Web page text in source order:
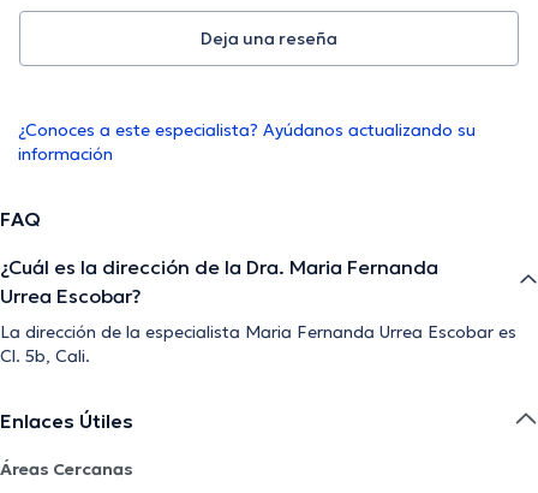
Deja una reseña
¿Conoces a este especialista? Ayúdanos actualizando su
información
FAQ
¿Cuál es la dirección de la Dra. Maria Fernanda
Urrea Escobar?
La dirección de la especialista Maria Fernanda Urrea Escobar es
Cl. 5b, Cali.
Enlaces Útiles
Áreas Cercanas